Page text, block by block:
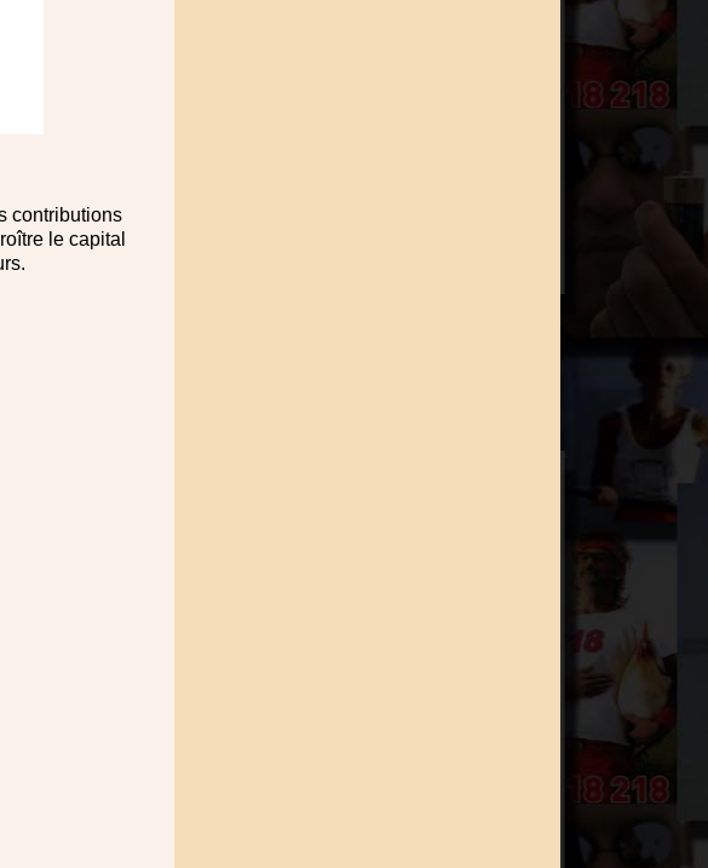
contributions
le capital